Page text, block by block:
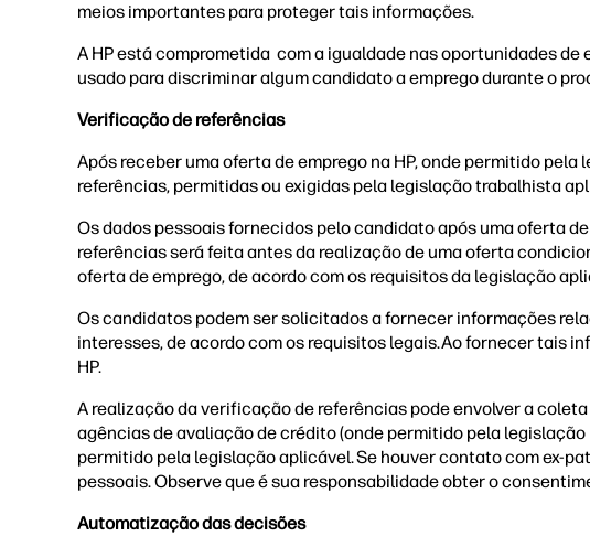
meios importantes para proteger tais informações.
A HP está comprometida com a igualdade nas oportunidades
usado para discriminar algum candidato a emprego durante o
Verificação de referências
Após receber uma oferta de emprego na HP, onde permitido
referências, permitidas ou exigidas pela legislação trabalhista
Os dados pessoais fornecidos pelo candidato após uma oferta
referências será feita antes da realização de uma oferta
oferta de emprego, de acordo com os requisitos da legislação
Os candidatos podem ser solicitados a fornecer informações
interesses, de acordo com os requisitos legais. Ao fornecer tais
HP.
A realização da verificação de referências pode envolver a
agências de avaliação de crédito (onde permitido pela
permitido pela legislação aplicável. Se houver contato com ex-
pessoais. Observe que é sua responsabilidade obter o
Automatização das decisões